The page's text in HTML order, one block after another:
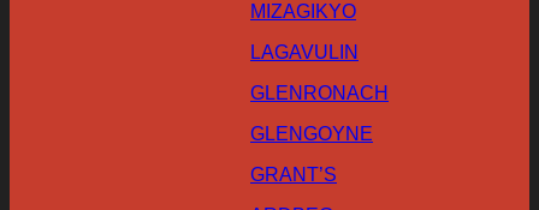
MIZAGIKYO
LAGAVULIN
GLENRONACH
GLENGOYNE
GRANT’S